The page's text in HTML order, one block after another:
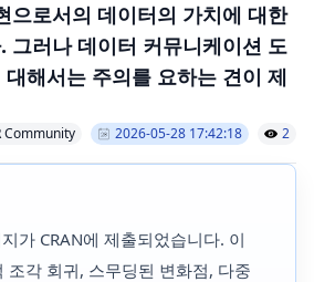
으로서의 데이터의 가치에 대한
그러나 데이터 커뮤니케이션 도
해서는 주의를 요하는 견이 제
Community 2026-05-28 17:42:18 2
가 CRAN에 제출되었습니다. 이
조각 회귀, 스무딩된 변화점, 다중